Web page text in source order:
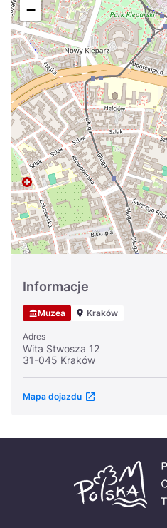
Suomi
Україна
Zamknij
−
Informacje
Muzea Kraków
Adres
Wita Stwosza 12
31-045 Kraków
Mapa dojazdu